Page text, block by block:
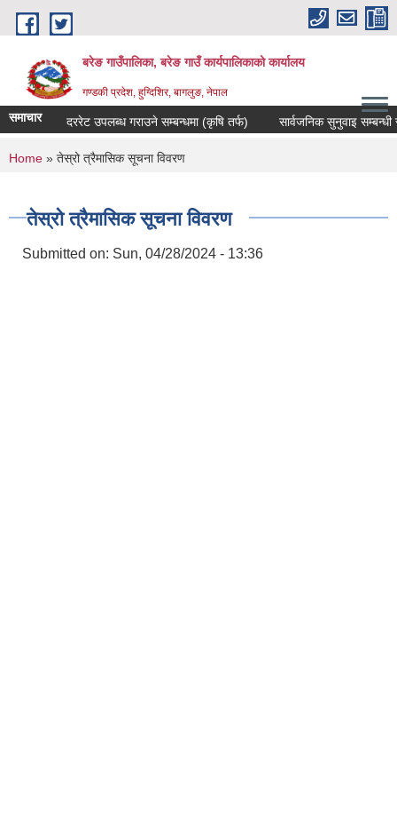
Skip to main content
बरेङ गाउँपालिका, बरेङ गाउँ कार्यपालिकाको कार्यालय
गण्डकी प्रदेश, हुग्दिशिर, बागलुङ, नेपाल
समाचार दररेट उपलब्ध गराउने सम्बन्धमा (कृषि तर्फ) सार्वजनिक सुनुवाइ सम्बन्धी सूचना
You are here
Home » तेस्रो त्रैमासिक सूचना विवरण
तेस्रो त्रैमासिक सूचना विवरण
Submitted on: Sun, 04/28/2024 - 13:36